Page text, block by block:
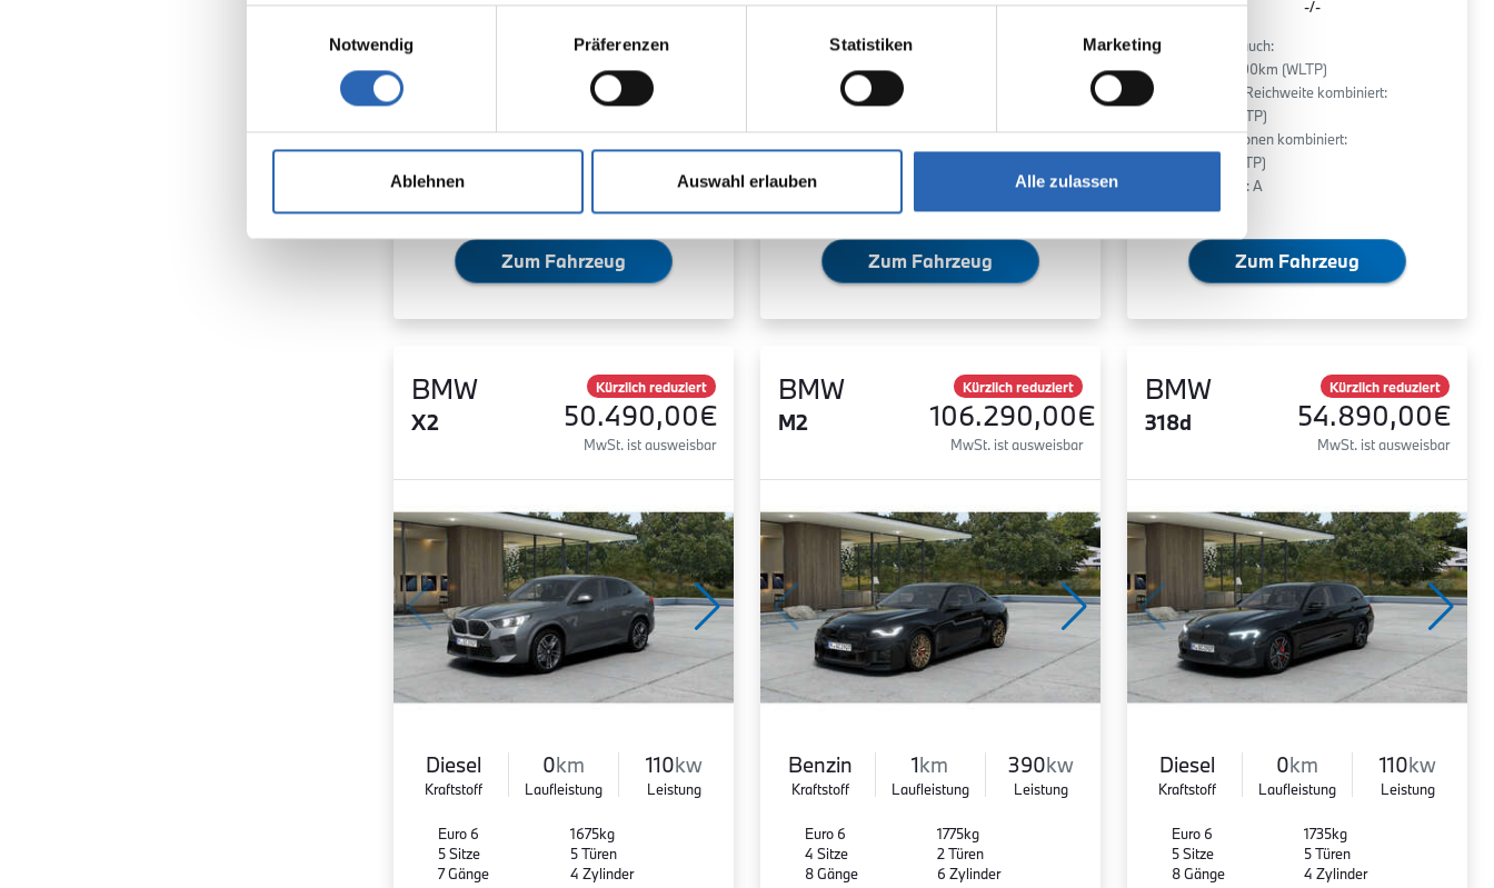
Notwendig
Präferenzen Statistiken Marketing
Ablehnen Auswahl erlauben Alle zulassen
8 Gänge
6 Zylinder
Kraftstoffverbrauch kombiniert:
-Emissionen kombiniert:
2
Zum Fahrzeug
7 Gänge
3 Zylinder
Kraftstoffverbrauch kombiniert:
6 l/100km (WLTP)
-Emissionen kombiniert:
2
Zum Fahrzeug
1 Gänge
-/-
Stromverbrauch:
16.8 kWh/100km (WLTP)
Elektrische Reichweite kombiniert:
441 km (WLTP)
2
-Emissionen kombiniert:
0 g/km (WLTP)
-Klasse: A
Zum Fahrzeug
BMW
X2
Kürzlich reduziert
50.490,00€
MwSt. ist ausweisbar
Diesel
Kraftstoff
0km
Laufleistung
110kw
Leistung
Euro 6
5 Sitze
7 Gänge
1675kg
5 Türen
4 Zylinder
BMW
M2
Kürzlich reduziert
106.290,00€
MwSt. ist ausweisbar
Benzin
Kraftstoff
1km
Laufleistung
390kw
Leistung
Euro 6
4 Sitze
8 Gänge
1775kg
2 Türen
6 Zylinder
BMW
318d
Kürzlich reduziert
54.890,00€
MwSt. ist ausweisbar
Diesel
Kraftstoff
0km
Laufleistung
110kw
Leistung
Euro 6
5 Sitze
8 Gänge
1735kg
5 Türen
4 Zylinder